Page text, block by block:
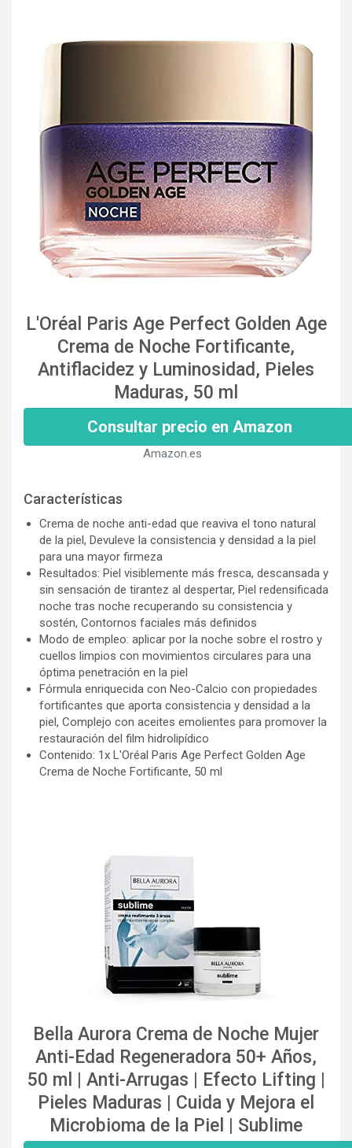
L'Oréal Paris Age Perfect Golden Age
Crema de Noche Fortificante,
Antiflacidez y Luminosidad, Pieles
Maduras, 50 ml
Consultar precio en Amazon
Amazon.es
Características
Crema de noche anti-edad que reaviva el tono natural
de la piel, Devuleve la consistencia y densidad a la piel
para una mayor firmeza
Resultados: Piel visiblemente más fresca, descansada y
sin sensación de tirantez al despertar, Piel redensificada
noche tras noche recuperando su consistencia y
sostén, Contornos faciales más definidos
Modo de empleo: aplicar por la noche sobre el rostro y
cuellos limpios con movimientos circulares para una
óptima penetración en la piel
Fórmula enriquecida con Neo-Calcio con propiedades
fortificantes que aporta consistencia y densidad a la
piel, Complejo con aceites emolientes para promover la
restauración del film hidrolipídico
Contenido: 1x L'Oréal Paris Age Perfect Golden Age
Crema de Noche Fortificante, 50 ml
Bella Aurora Crema de Noche Mujer
Anti-Edad Regeneradora 50+ Años,
50 ml | Anti-Arrugas | Efecto Lifting |
Pieles Maduras | Cuida y Mejora el
Microbioma de la Piel | Sublime